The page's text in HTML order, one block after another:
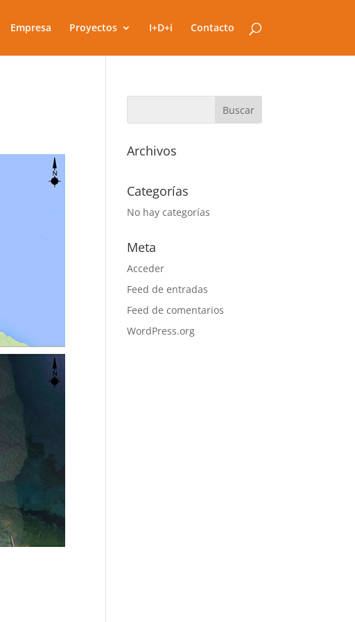
Empresa Proyectos I+D+i Contacto
Archivos
Categorías
No hay categorías
Meta
Acceder
Feed de entradas
Feed de comentarios
WordPress.org